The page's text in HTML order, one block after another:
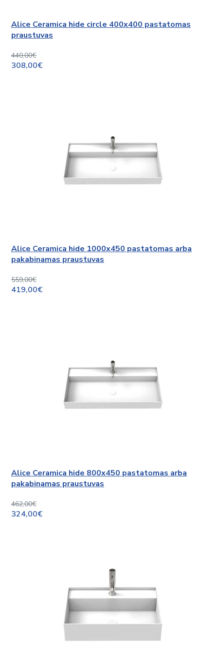
Alice Ceramica hide circle 400x400 pastatomas
praustuvas
440,00€
308,00€
Alice Ceramica hide 1000x450 pastatomas arba
pakabinamas praustuvas
559,00€
419,00€
Alice Ceramica hide 800x450 pastatomas arba
pakabinamas praustuvas
462,00€
324,00€